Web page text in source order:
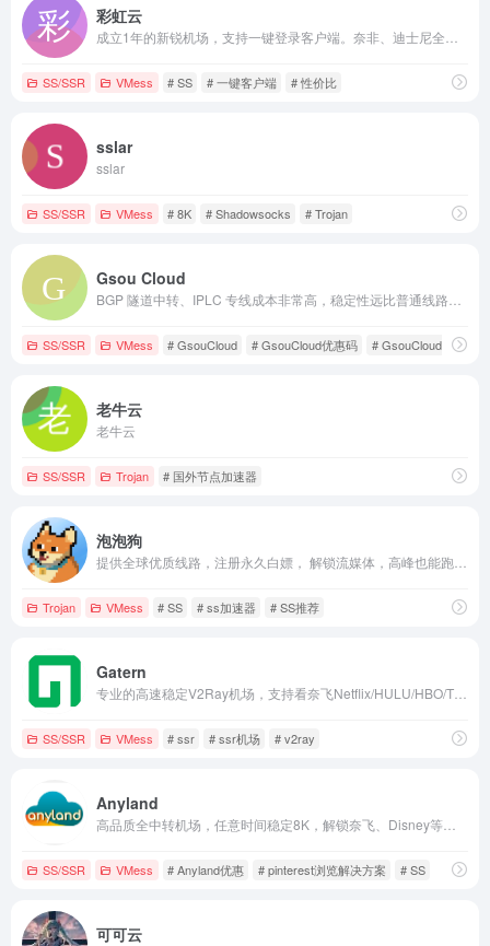
彩虹云
SS/SSR VMess # SS # 一键客户端 # 性价比
sslar
sslar
SS/SSR VMess # 8K # Shadowsocks # Trojan
Gsou Cloud
SS/SSR VMess # GsouCloud # GsouCloud优惠码 # GsouCloud怎么样
老牛云
老牛云
SS/SSR Trojan # 国外节点加速器
泡泡狗
Trojan VMess # SS # ss加速器 # SS推荐
Gatern
SS/SSR VMess # ssr # ssr机场 # v2ray
Anyland
SS/SSR VMess # Anyland优惠 # pinterest浏览解决方案 # SS
可可云